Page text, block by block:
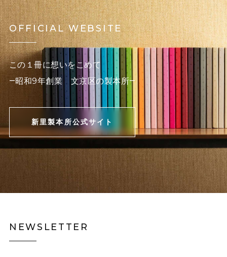
OFFICIAL WEBSITE
この１冊に想いをこめて
―昭和9年創業 文京区の製本所―
新里製本所公式サイト
NEWSLETTER